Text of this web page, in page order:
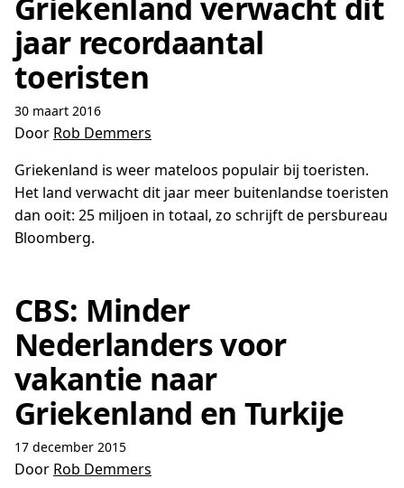
jaar recordaantal
toeristen
30 maart 2016
Door Rob Demmers
Griekenland is weer mateloos populair bij toeristen.
Het land verwacht dit jaar meer buitenlandse toeristen
dan ooit: 25 miljoen in totaal, zo schrijft de persbureau
Bloomberg.
CBS: Minder
Nederlanders voor
vakantie naar
Griekenland en Turkije
17 december 2015
Door Rob Demmers